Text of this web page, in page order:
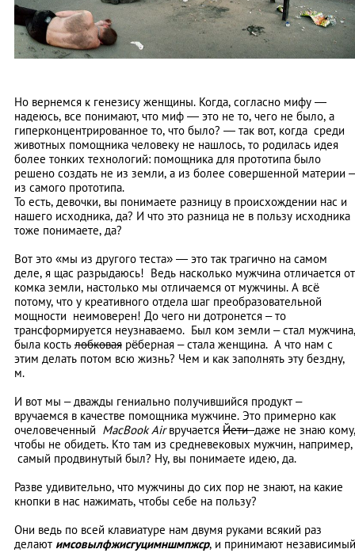
Но вернемся к генезису женщины. Когда, согласно мифу —
надеюсь, все понимают, что миф — это не то, чего не было, а
гиперконцентрированное то, что было? — так вот, когда среди
животных помощника человеку не нашлось, то родилась идея
более тонких технологий: помощника для прототипа было
решено создать не из земли, а из более совершенной материи –
из самого прототипа.
То есть, девочки, вы понимаете разницу в происхождении нас и
нашего исходника, да? И что это разница не в пользу исходника
тоже понимаете, да?
Вот это «мы из другого теста» — это так трагично на самом
деле, я щас разрыдаюсь! Ведь насколько мужчина отличается от
комка земли, настолько мы отличаемся от мужчины. А всё
потому, что у креативного отдела шаг преобразовательной
мощности неимоверен! До чего ни дотронется – то
трансформируется неузнаваемо. Был ком земли – стал мужчина,
была кость лобковая рёберная – стала женщина. А что нам с
этим делать потом всю жизнь? Чем и как заполнять эту бездну,
м.
И вот мы – дважды гениально получившийся продукт –
вручаемся в качестве помощника мужчине. Это примерно как
очеловеченный MacBook Airвручается Йетидаже не знаю кому,
чтобы не обидеть. Кто там из средневековых мужчин, например,
самый продвинутый был? Ну, вы понимаете идею, да.
Разве удивительно, что мужчины до сих пор не знают, на какие
кнопки в нас нажимать, чтобы себе на пользу?
Они ведь по всей клавиатуре нам двумя руками всякий раз
делают имсовылфжисгуцимншмпжср, и принимают независимый